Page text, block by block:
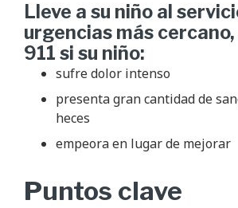
Lleve a su niño al
urgencias más cercano,
911 si su niño:
sufre dolor intenso
presenta gran cantidad de
heces
empeora en lugar de mejorar
Puntos clave